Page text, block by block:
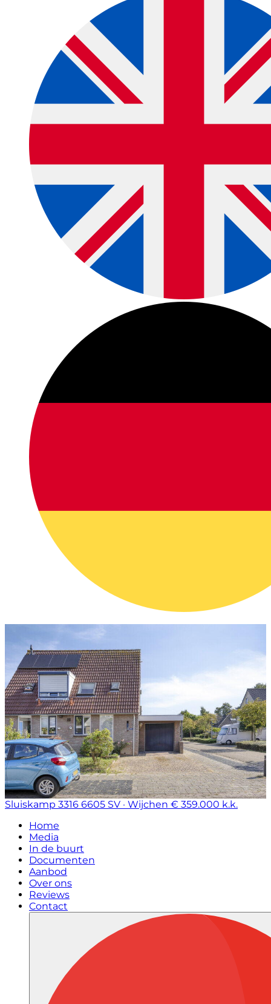
Sluiskamp 3316 6605 SV · Wijchen € 359.000 k.k.
Home
Media
In de buurt
Documenten
Aanbod
Over ons
Reviews
Contact